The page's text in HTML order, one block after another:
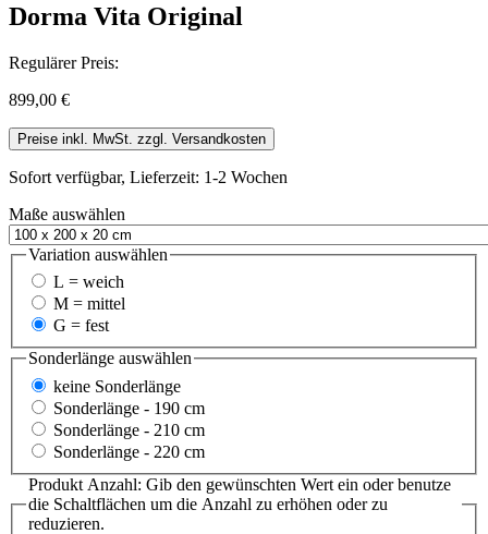
Dorma Vita Original
Regulärer Preis:
899,00 €
Preise inkl. MwSt. zzgl. Versandkosten
Sofort verfügbar, Lieferzeit: 1-2 Wochen
Maße auswählen
Variation auswählen
L = weich
M = mittel
G = fest
Sonderlänge auswählen
keine Sonderlänge
Sonderlänge - 190 cm
Sonderlänge - 210 cm
Sonderlänge - 220 cm
Produkt Anzahl: Gib den gewünschten Wert ein oder benutze
die Schaltflächen um die Anzahl zu erhöhen oder zu
reduzieren.